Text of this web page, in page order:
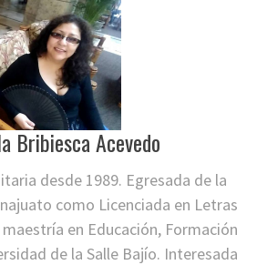
Bribiesca Acevedo
desde 1989. Egresada de la
como Licenciada en Letras
maestría en Educación, Formación
de la Salle Bajío. Interesada